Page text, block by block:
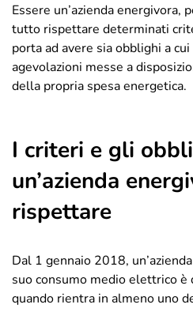
Essere un’azienda energivora,
tutto rispettare determinati
porta ad avere sia obblighi a
agevolazioni messe a
della propria spesa energetica.
I criteri e gli
un’azienda
rispettare
Dal 1 gennaio 2018,
suo consumo medio elettrico
quando rientra in almeno uno